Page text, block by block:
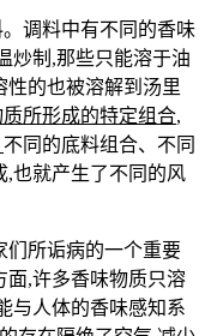
调料中有不同的香味
炒制,那些只能溶于油
性的也被溶解到汤里
所形成的特定组合,
不同的底料组合、不同
,也就产生了不同的风
所诟病的一个重要
面,许多香味物质只溶
与人体的香味感知系